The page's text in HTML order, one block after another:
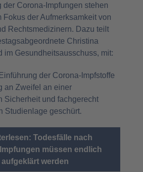
der Corona-Impfungen stehen
Fokus der Aufmerksamkeit von
Rechtsmedizinern. Dazu teilt
Christina
im Gesundheitsausschuss, mit:
der Corona-Impfstoffe
an Zweifel an einer
Sicherheit und fachgerecht
Studienlage geschürt.
Todesfälle nach
müssen endlich
aufgeklärt werden